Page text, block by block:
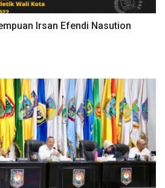
Irsan Efendi Nasution